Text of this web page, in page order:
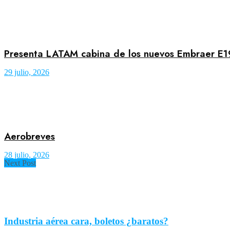
Presenta LATAM cabina de los nuevos Embraer
29 julio, 2026
Aerobreves
28 julio, 2026
Next Post
Industria aérea cara, boletos ¿baratos?